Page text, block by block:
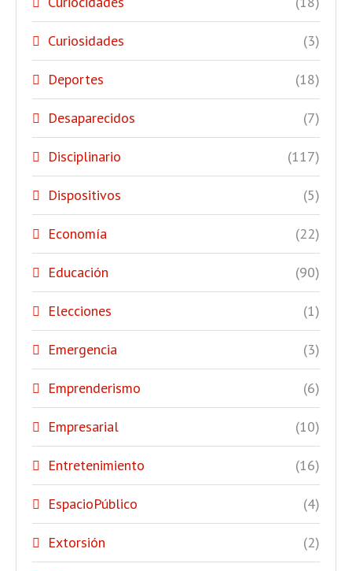
Curiosidades (3)
Deportes (18)
Desaparecidos (7)
Disciplinario (117)
Dispositivos (5)
Economía (22)
Educación (90)
Elecciones (1)
Emergencia (3)
Emprenderismo (6)
Empresarial (10)
Entretenimiento (16)
EspacioPúblico (4)
Extorsión (2)